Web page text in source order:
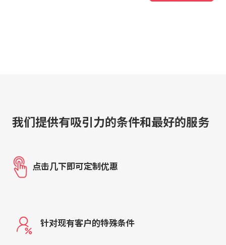
我们提供有吸引力的条件和最好的服务
点击几下即可定制优惠
针对现有客户的特殊条件